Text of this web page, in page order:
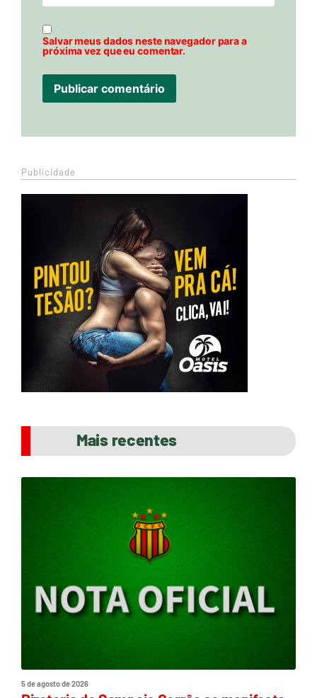
Salvar meus dados neste navegador para a
próxima vez que eu comentar.
Publicidade
Mais recentes
5 de agosto de 2026